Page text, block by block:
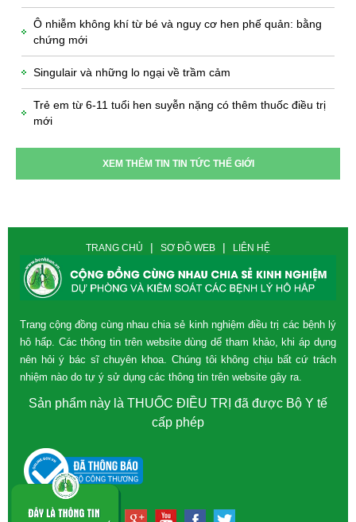
Ô nhiễm không khí từ bé và nguy cơ hen phế quản: bằng
chứng mới
Singulair và những lo ngại về trầm cảm
Trẻ em từ 6-11 tuổi hen suyễn nặng có thêm thuốc điều trị
mới
XEM THÊM TIN TIN TỨC THẾ GIỚI
TRANG CHỦ | SƠ ĐỒ WEB | LIÊN HỆ
Trang cộng đồng cùng nhau chia sẻ kinh nghiệm điều trị các bệnh lý
hô hấp. Các thông tin trên website dùng dể tham khảo, khi áp dụng
nên hỏi ý bác sĩ chuyên khoa. Chúng tôi không chịu bất cứ trách
nhiệm nào do tự ý sử dụng các thông tin trên website gây ra.
Sản phẩm này là THUỐC ĐIỀU TRỊ đã được Bộ Y tế
cấp phép